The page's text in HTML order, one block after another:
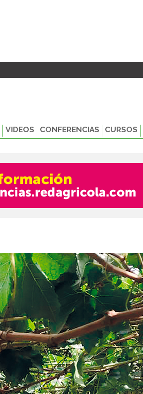
VIDEOS CONFERENCIAS CURSOS